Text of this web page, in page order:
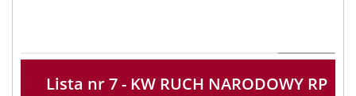
Lista nr 7 - KW RUCH NARODOWY RP